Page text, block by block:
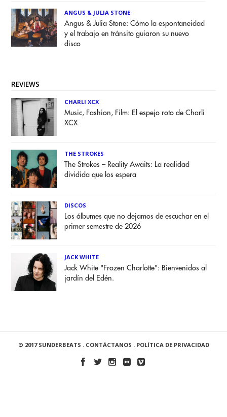
ANGUS & JULIA STONE
Angus & Julia Stone: Cómo la espontaneidad
y el trabajo en tránsito guiaron su nuevo
disco
REVIEWS
CHARLI XCX
Music, Fashion, Film: El espejo roto de Charli
XCX
THE STROKES
The Strokes – Reality Awaits: La realidad
dividida que los espera
DISCOS
Los álbumes que no dejamos de escuchar en el
primer semestre de 2026
JACK WHITE
Jack White "Frozen Charlotte": Bienvenidos al
jardín del Edén.
© 2017 SUNDERBEATS . CONTÁCTANOS . POLÍTICA DE PRIVACIDAD